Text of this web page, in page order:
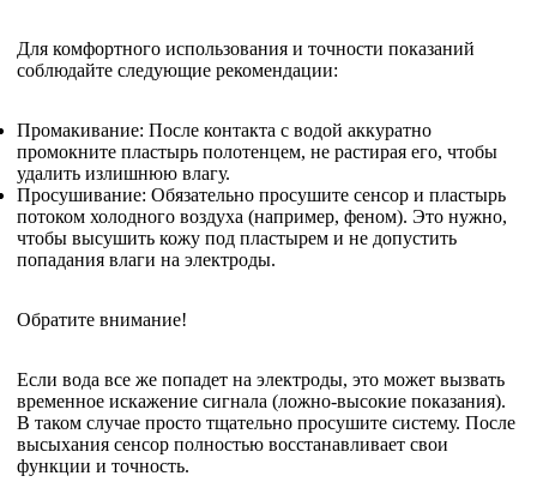
Для комфортного использования и точности показаний
соблюдайте следующие рекомендации:
Промакивание: После контакта с водой аккуратно
промокните пластырь полотенцем, не растирая его, чтобы
удалить излишнюю влагу.
Просушивание: Обязательно просушите сенсор и пластырь
потоком холодного воздуха (например, феном). Это нужно,
чтобы высушить кожу под пластырем и не допустить
попадания влаги на электроды.
Обратите внимание!
Если вода все же попадет на электроды, это может вызвать
временное искажение сигнала (ложно-высокие показания).
В таком случае просто тщательно просушите систему. После
высыхания сенсор полностью восстанавливает свои
функции и точность.